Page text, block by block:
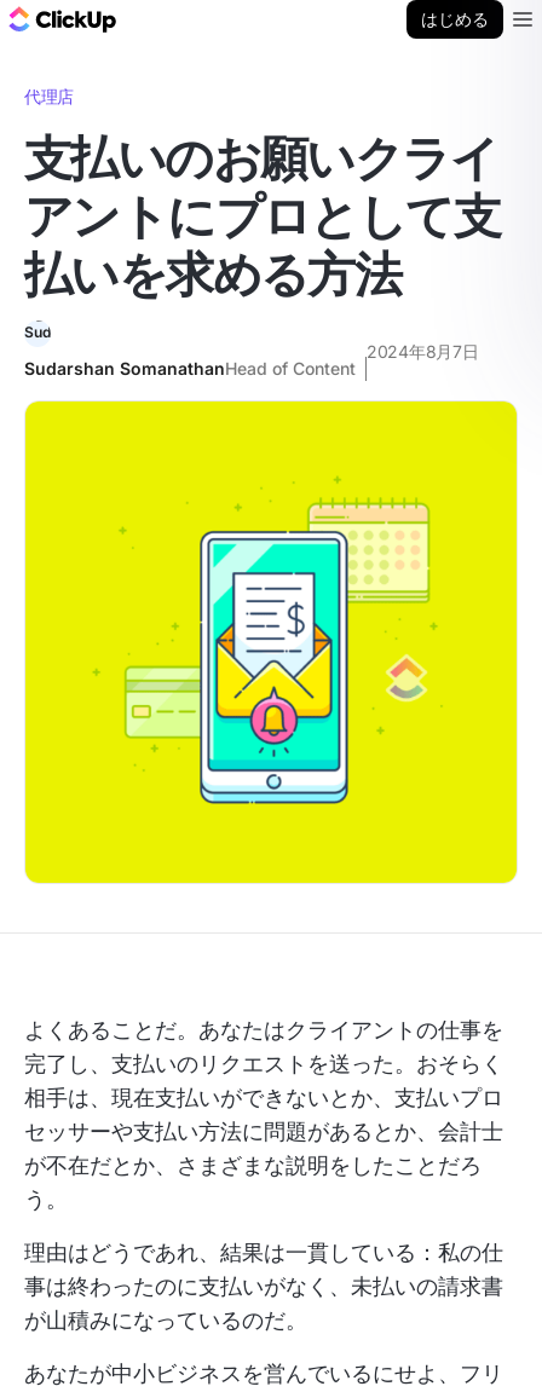
はじめる
代理店
支払いのお願いクライ
アントにプロとして支
払いを求める方法
Sudarshan SomanathanHead of Content
2024年8月7日
よくあることだ。あなたはクライアントの仕事を
完了し、支払いのリクエストを送った。おそらく
相手は、現在支払いができないとか、支払いプロ
セッサーや支払い方法に問題があるとか、会計士
が不在だとか、さまざまな説明をしたことだろ
う。
理由はどうであれ、結果は一貫している：私の仕
事は終わったのに支払いがなく、未払いの請求書
が山積みになっているのだ。
あなたが中小ビジネスを営んでいるにせよ、フリ